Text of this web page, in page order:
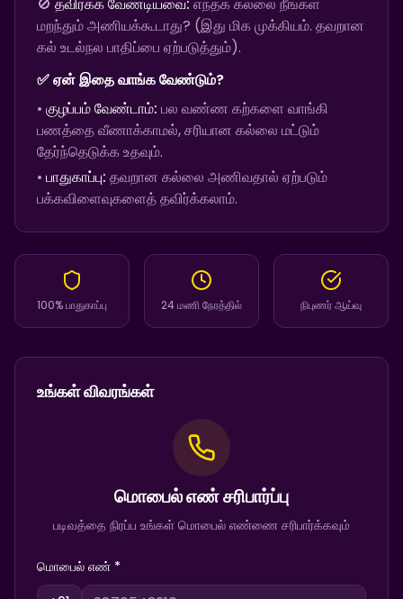
மறந்தும் அணியக்கூடாது? (இது மிக முக்கியம். தவறான
கல் உடல்நல பாதிப்பை ஏற்படுத்தும்).
✅ ஏன் இதை வாங்க வேண்டும்?
• குழப்பம் வேண்டாம்: பல வண்ண கற்களை வாங்கி
பணத்தை வீணாக்காமல், சரியான கல்லை மட்டும்
தேர்ந்தெடுக்க உதவும்.
• பாதுகாப்பு: தவறான கல்லை அணிவதால் ஏற்படும்
பக்கவிளைவுகளைத் தவிர்க்கலாம்.
100% பாதுகாப்பு 24 மணி நேரத்தில் நிபுணர் ஆய்வு
உங்கள் விவரங்கள்
மொபைல் எண் சரிபார்ப்பு
படிவத்தை நிரப்ப உங்கள் மொபைல் எண்ணை சரிபார்க்கவும்
மொபைல் எண் *